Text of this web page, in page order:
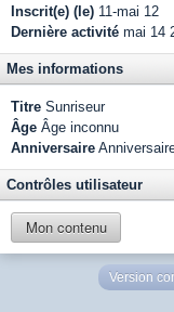
Inscrit(e) (le) 11-mai 12
Dernière activité mai 14
Mes informations
Titre Sunriseur
Âge Âge inconnu
Anniversaire
Contrôles utilisateur
Mon contenu
Version